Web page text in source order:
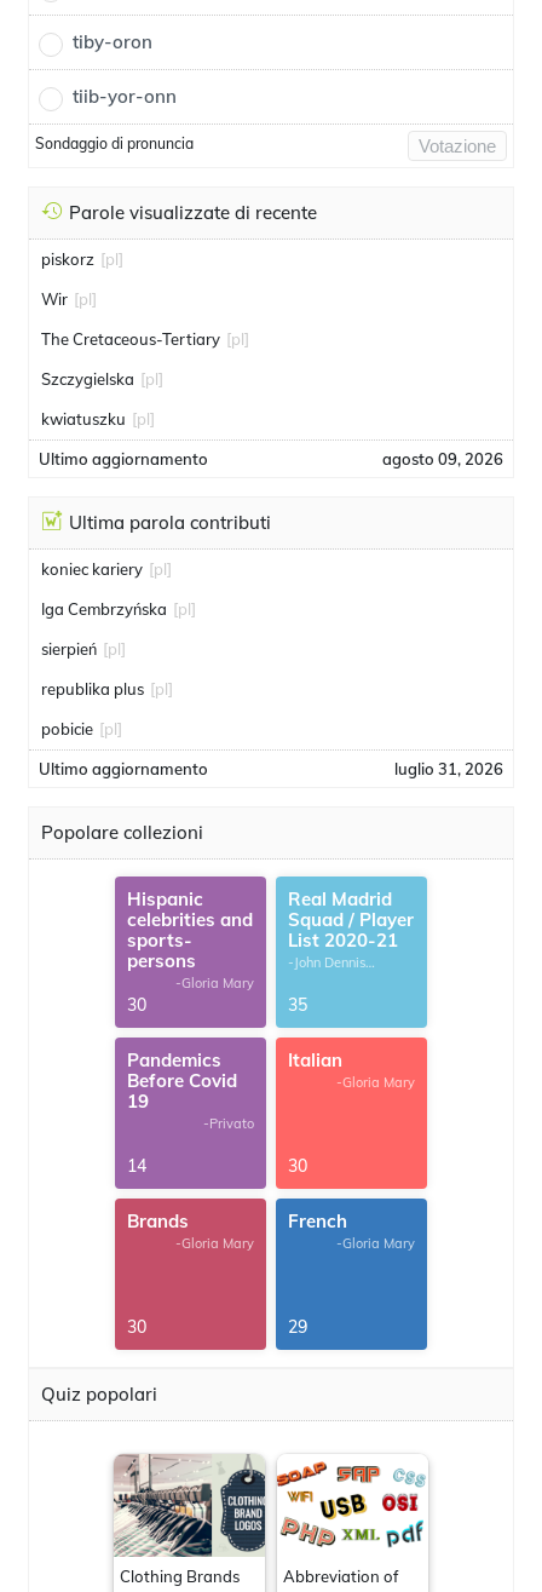
tiby-oron
tiib-yor-onn
Sondaggio di pronuncia Votazione
Parole visualizzate di recente
piskorz [pl]
Wir [pl]
The Cretaceous-Tertiary [pl]
Szczygielska [pl]
kwiatuszku [pl]
Ultimo aggiornamento agosto 09, 2026
Ultima parola contributi
koniec kariery [pl]
Iga Cembrzyńska [pl]
sierpień [pl]
republika plus [pl]
pobicie [pl]
Ultimo aggiornamento luglio 31, 2026
Popolare collezioni
Hispanic
celebrities and
sports-
persons
-Gloria Mary
30
Real Madrid
Squad / Player
List 2020-21
-John Dennis
35
Pandemics
Before Covid
19
-Privato
14
Italian
-Gloria Mary
30
Brands
-Gloria Mary
30
French
-Gloria Mary
29
Quiz popolari
Clothing Brands
Abbreviation of